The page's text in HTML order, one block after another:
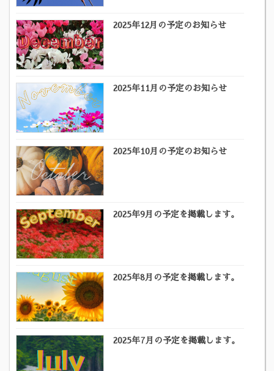
2025年12月の予定のお知らせ
2025年11月の予定のお知らせ
2025年10月の予定のお知らせ
2025年9月の予定を掲載します。
2025年8月の予定を掲載します。
2025年7月の予定を掲載します。